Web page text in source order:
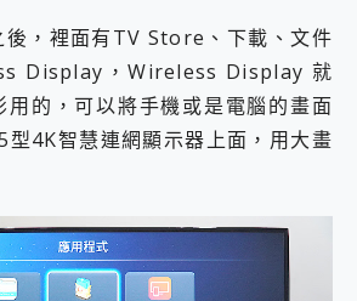
後，裡面有TV Store、下載、文件
Display，Wireless Display 就
用的，可以將手機或是電腦的畫面
型4K智慧連網顯示器上面，用大畫